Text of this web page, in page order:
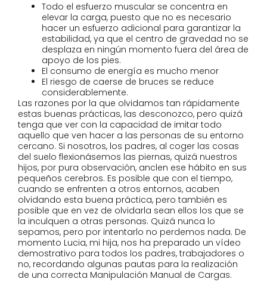
Todo el esfuerzo muscular se concentra en
elevar la carga, puesto que no es necesario
hacer un esfuerzo adicional para garantizar la
estabilidad, ya que el centro de gravedad no se
desplaza en ningún momento fuera del área de
apoyo de los pies.
El consumo de energía es mucho menor
El riesgo de caerse de bruces se reduce
considerablemente.
Las razones por la que olvidamos tan rápidamente
estas buenas prácticas, las desconozco, pero quizá
tenga que ver con la capacidad de imitar todo
aquello que ven hacer a las personas de su entorno
cercano. Si nosotros, los padres, al coger las cosas
del suelo flexionásemos las piernas, quizá nuestros
hijos, por pura observación, anclen ese hábito en sus
pequeños cerebros. Es posible que con el tiempo,
cuando se enfrenten a otros entornos, acaben
olvidando esta buena práctica, pero también es
posible que en vez de olvidarla sean ellos los que se
la inculquen a otras personas. Quizá nunca lo
sepamos, pero por intentarlo no perdemos nada. De
momento Lucia, mi hija, nos ha preparado un vídeo
demostrativo para todos los padres, trabajadores o
no, recordando algunas pautas para la realización
de una correcta Manipulación Manual de Cargas.